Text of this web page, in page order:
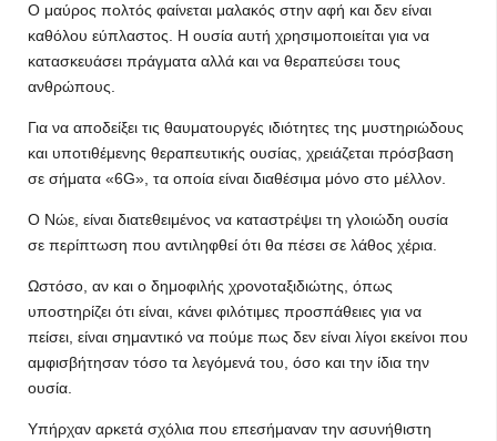
Ο μαύρος πολτός φαίνεται μαλακός στην αφή και δεν είναι
καθόλου εύπλαστος. Η ουσία αυτή χρησιμοποιείται για να
κατασκευάσει πράγματα αλλά και να θεραπεύσει τους
ανθρώπους.
Για να αποδείξει τις θαυματουργές ιδιότητες της μυστηριώδους
και υποτιθέμενης θεραπευτικής ουσίας, χρειάζεται πρόσβαση
σε σήματα «6G», τα οποία είναι διαθέσιμα μόνο στο μέλλον.
Ο Νώε, είναι διατεθειμένος να καταστρέψει τη γλοιώδη ουσία
σε περίπτωση που αντιληφθεί ότι θα πέσει σε λάθος χέρια.
Ωστόσο, αν και ο δημοφιλής χρονοταξιδιώτης, όπως
υποστηρίζει ότι είναι, κάνει φιλότιμες προσπάθειες για να
πείσει, είναι σημαντικό να πούμε πως δεν είναι λίγοι εκείνοι που
αμφισβήτησαν τόσο τα λεγόμενά του, όσο και την ίδια την
ουσία.
Υπήρχαν αρκετά σχόλια που επεσήμαναν την ασυνήθιστη